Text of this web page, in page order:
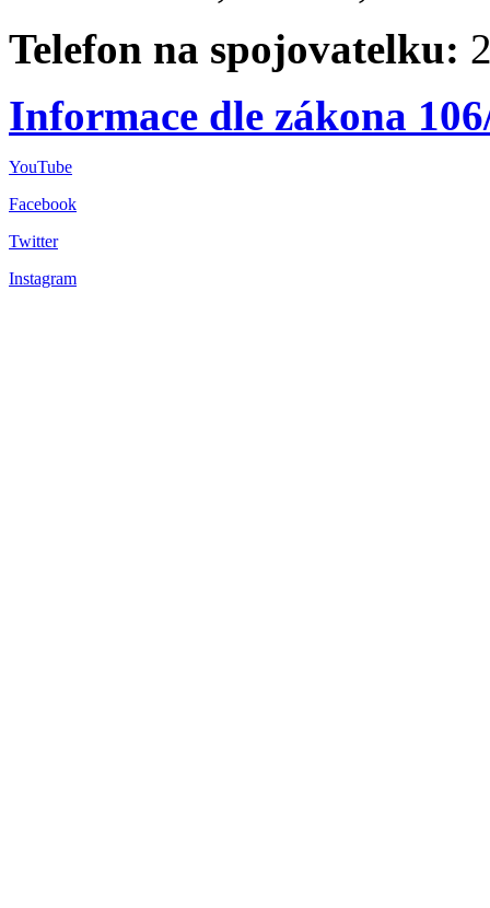
Telefon na spojovatelku:
Informace dle zákona
YouTube
Facebook
Twitter
Instagram